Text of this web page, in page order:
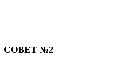
СОВЕТ №2